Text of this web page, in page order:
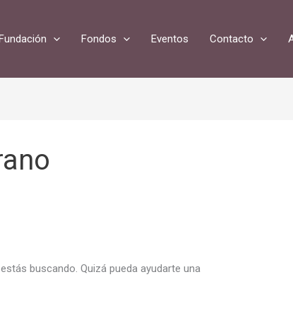
Fondos Eventos Contacto
buscando. Quizá pueda ayudarte una